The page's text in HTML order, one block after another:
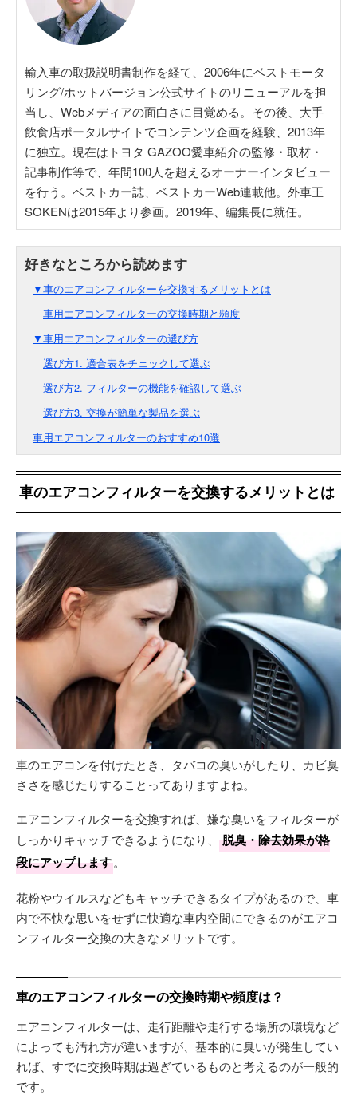
輸入車の取扱説明書制作を経て、2006年にベストモータ
リング/ホットバージョン公式サイトのリニューアルを担
当し、Webメディアの面白さに目覚める。その後、大手
飲食店ポータルサイトでコンテンツ企画を経験、2013年
に独立。現在はトヨタ GAZOO愛車紹介の監修・取材・
記事制作等で、年間100人を超えるオーナーインタビュー
を行う。ベストカー誌、ベストカーWeb連載他。外車王
SOKENは2015年より参画。2019年、編集長に就任。
▼車のエアコンフィルターを交換するメリットとは
車用エアコンフィルターの交換時期と頻度
▼車用エアコンフィルターの選び方
選び方1. 適合表をチェックして選ぶ
選び方2. フィルターの機能を確認して選ぶ
選び方3. 交換が簡単な製品を選ぶ
車用エアコンフィルターのおすすめ10選
車のエアコンフィルターを交換するメリットとは
車のエアコンを付けたとき、タバコの臭いがしたり、カビ臭
ささを感じたりすることってありますよね。
エアコンフィルターを交換すれば、嫌な臭いをフィルターが
しっかりキャッチできるようになり、
脱臭・除去効果が格
段にアップします。
花粉やウイルスなどもキャッチできるタイプがあるので、車
内で不快な思いをせずに快適な車内空間にできるのがエアコ
ンフィルター交換の大きなメリットです。
車のエアコンフィルターの交換時期や頻度は？
エアコンフィルターは、走行距離や走行する場所の環境など
によっても汚れ方が違いますが、基本的に臭いが発生してい
れば、すでに交換時期は過ぎているものと考えるのが一般的
です。